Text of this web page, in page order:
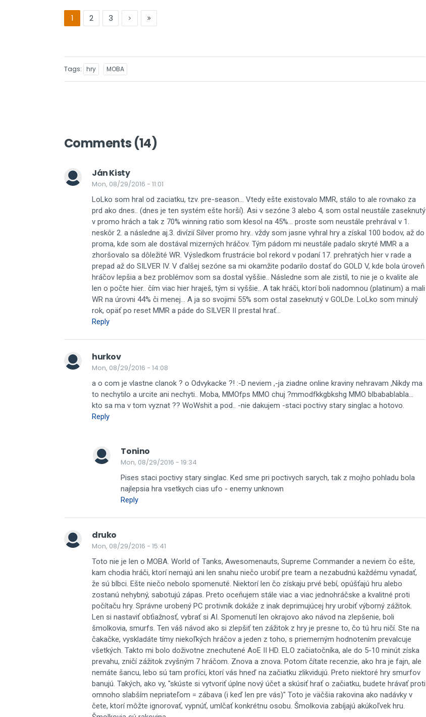
1 2 3
Tags hry MOBA
Comments (14)
Ján Kisty
Mon, 08/29/2016 - 11:01
LoLko som hral od zaciatku, tzv. pre-season... Vtedy ešte existovalo MMR, stálo to ale rovnako za
prd ako dnes.. (dnes je ten systém ešte horší). Asi v sezóne 3 alebo 4, som ostal neustále zaseknutý
v promo hrách a tak z 70% winning ratio som klesol na 45%... proste som neustále prehrával v 1.
neskôr 2. a následne aj.3. divízií Silver promo hry.. vždy som jasne vyhral hry a získal 100 bodov, až do
proma, kde som ale dostával mizerných hráčov. Tým pádom mi neustále padalo skryté MMR a a
zhoršovalo sa dôležité WR. Výsledkom frustrácie bol rekord v podaní 17. prehratých hier v rade a
prepad až do SILVER IV. V ďalšej sezóne sa mi okamžite podarilo dostať do GOLD V, kde bola úroveň
hráčov lepšia a bez problémov som sa dostal vyššie.. Následne som ale zistil, to nie je o kvalite ale
len o počte hier.. čím viac hier hraješ, tým si vyššie.. A tak hráči, ktorí boli nadomnou (platinum) a mali
WR na úrovni 44% či menej... A ja so svojimi 55% som ostal zaseknutý v GOLDe. LoLko som minulý
rok, opäť po reset MMR a páde do SILVER II prestal hrať...
Reply
hurkov
Mon, 08/29/2016 - 14:08
a o com je vlastne clanok ? o Odvykacke ?! :-D neviem ,-ja ziadne online kraviny nehravam ,Nikdy ma
to nechytilo a urcite ani nechyti.. Moba, MMOfps MMO chuj ?mmodfkkgbkshg MMO blbabablabla...
kto sa ma v tom vyznat ?? WoWshit a pod.. -nie dakujem -staci poctivy stary singlac a hotovo.
Reply
Tonino
Mon, 08/29/2016 - 19:34
Pises staci poctivy stary singlac. Ked sme pri poctivych sarych, tak z mojho pohladu bola
najlepsia hra vsetkych cias ufo - enemy unknown
Reply
druko
Mon, 08/29/2016 - 15:41
Toto nie je len o MOBA. World of Tanks, Awesomenauts, Supreme Commander a neviem čo ešte,
kam chodia hráči, ktorí nemajú ani len snahu niečo urobiť pre team a nezabudnú každému vynadať,
že sú blbci. Ešte niečo nebolo spomenuté. Niektorí len čo získaju prvé bebí, opúšťajú hru alebo
zostanú nehybný, sabotujú zápas. Preto oceňujem stále viac a viac jednohráčske a kvalitné proti
počítaču hry. Správne urobený PC protivník dokáže z inak deprimujúcej hry urobiť výborný zážitok.
Len si nastaviť obťiažnosť, vybrať si AI. Spomenutí len okrajovo ako návod na zlepšenie, boli
šmolkovia, smurfs. Ten váš návod ako si zlepšiť ten zážitok z hry je presne to, čo tú hru ničí. Ste na
čakačke, vyskladáte tímy niekoľkých hráčov a jeden z toho, s priemerným hodnotením prevalcuje
všetkých. Takto mi bolo doživotne znechutené AoE II HD. ELO začiatočníka, ale do 5-10 minút získa
prevahu, zničí zážitok zvyšným 7 hráčom. Znova a znova. Potom čítate recenzie, ako hra je fajn, ale
nemáte šancu, lebo sú tam profíci, ktorí vás hneď na začiatku zlikvidujú. Preto niektoré hry smurfov
banujú. Takých, ako vy, "skúste si vytvoriť úplne nový účet a skúsiť hrať o začiatku, budete hrávať proti
omnoho slabším nepriateľom = zábava (i keď len pre vás)" Toto je väčšia rakovina ako nadávky v
čete, ktorí môžte ignorovať, vypnúť, umlčať konkrétnu osobu. Šmolkovia zabíjajú akúkoľvek hru.